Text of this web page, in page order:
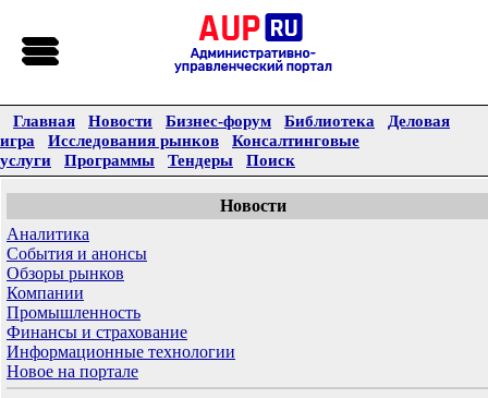
Главная Новости Бизнес-форум Библиотека
Деловая
игра
Исследования рынков
Консалтинговые
услуги
Программы Тендеры Поиск
Новости
Аналитика
События и анонсы
Обзоры рынков
Компании
Промышленность
Финансы и страхование
Информационные технологии
Новое на портале